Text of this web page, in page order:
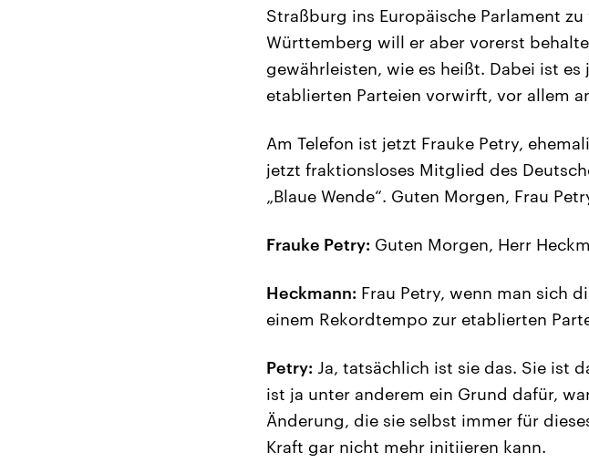
Straßburg ins Europäische Parlament
Württemberg will er aber vorerst
gewährleisten, wie es heißt. Dabei ist
etablierten Parteien vorwirft, vor allem
Am Telefon ist jetzt Frauke Petry,
jetzt fraktionsloses Mitglied des
„Blaue Wende“. Guten Morgen, Frau
Frauke Petry: Guten Morgen, Herr
Heckmann: Frau Petry, wenn man sich
einem Rekordtempo zur etablierten
Petry: Ja, tatsächlich ist sie das. Sie ist
ist ja unter anderem ein Grund dafür,
Änderung, die sie selbst immer für
Kraft gar nicht mehr initiieren kann.